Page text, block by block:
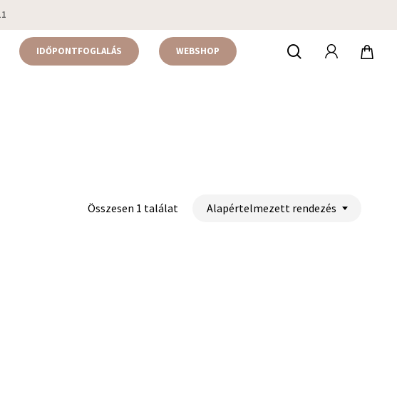
IDŐPONTFOGLALÁS WEBSHOP keresés
Összesen 1 találat Alapértelmezett rendezés